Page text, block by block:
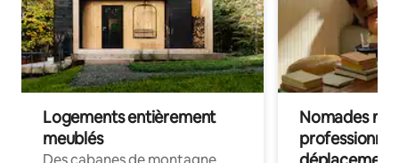
Logements entièrement
meublés
Nomades